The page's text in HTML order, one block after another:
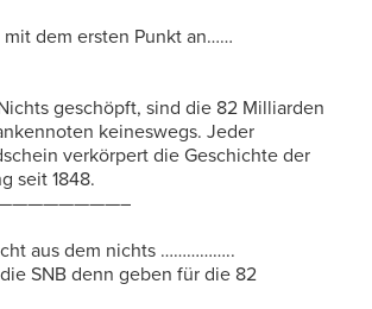
mit dem ersten Punkt an……
geschöpft, sind die 82 Milliarden
keineswegs. Jeder
verkörpert die Geschichte der
seit 1848.
aus dem nichts ……………..
SNB denn geben für die 82